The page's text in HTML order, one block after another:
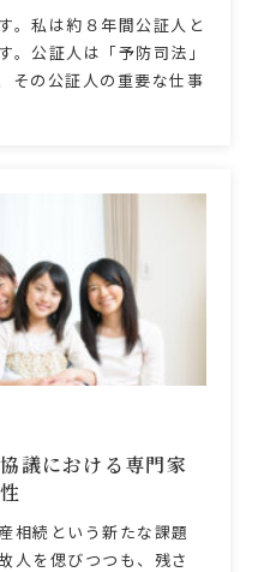
。私は約８年間公証人と
。公証人は「予防司法」
その公証人の重要な仕事
議における専門家
相続という新たな課題
人を偲びつつも、残さ